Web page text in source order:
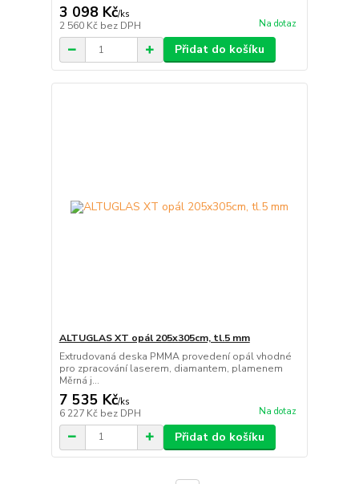
3 098 Kč/ks
2 560 Kč bez DPH Na dotaz
Přidat do košíku
ALTUGLAS XT opál 205x305cm, tl.5 mm
Extrudovaná deska PMMA provedení opál vhodné
pro zpracování laserem, diamantem, plamenem
Měrná j...
7 535 Kč/ks
6 227 Kč bez DPH Na dotaz
Přidat do košíku